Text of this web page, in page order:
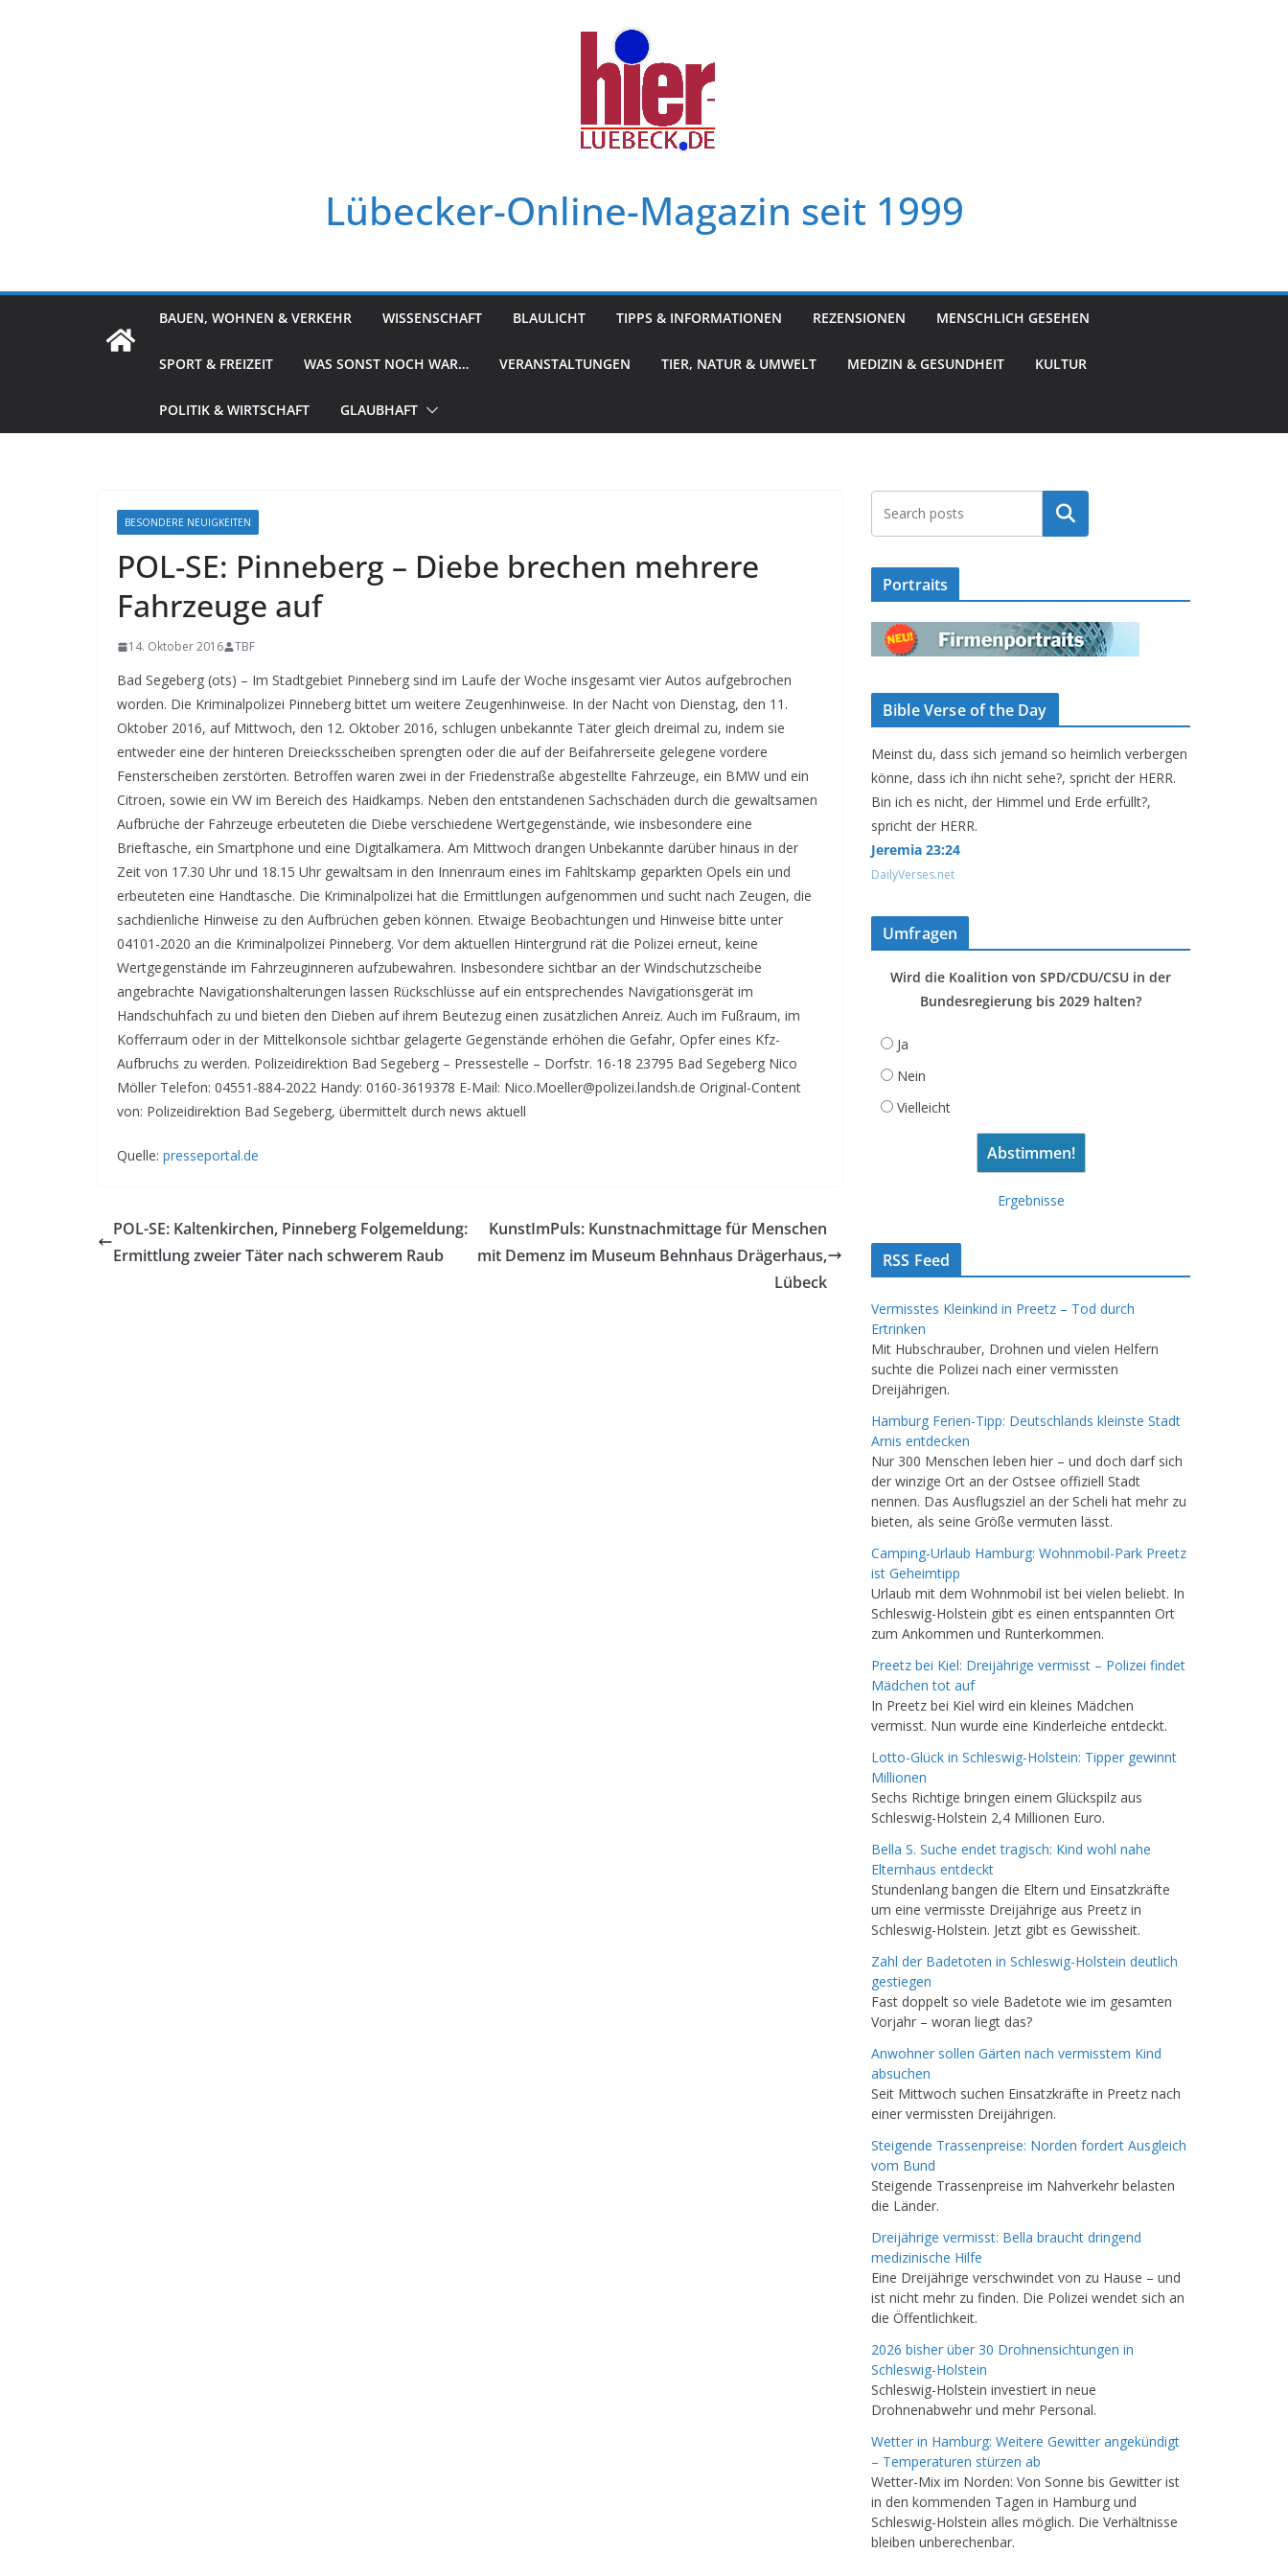
Lübecker-Online-Magazin seit 1999
BAUEN, WOHNEN & VERKEHR WISSENSCHAFT BLAULICHT TIPPS & INFORMATIONEN REZENSIONEN MENSCHLICH GESEHEN
SPORT & FREIZEIT WAS SONST NOCH WAR… VERANSTALTUNGEN TIER, NATUR & UMWELT MEDIZIN & GESUNDHEIT KULTUR
POLITIK & WIRTSCHAFT GLAUBHAFT
BESONDERE NEUIGKEITEN
POL-SE: Pinneberg – Diebe brechen mehrere
Fahrzeuge auf
14. Oktober 2016 TBF
Bad Segeberg (ots) – Im Stadtgebiet Pinneberg sind im Laufe der Woche insgesamt vier Autos aufgebrochen
worden. Die Kriminalpolizei Pinneberg bittet um weitere Zeugenhinweise. In der Nacht von Dienstag, den 11.
Oktober 2016, auf Mittwoch, den 12. Oktober 2016, schlugen unbekannte Täter gleich dreimal zu, indem sie
entweder eine der hinteren Dreiecksscheiben sprengten oder die auf der Beifahrerseite gelegene vordere
Fensterscheiben zerstörten. Betroffen waren zwei in der Friedenstraße abgestellte Fahrzeuge, ein BMW und ein
Citroen, sowie ein VW im Bereich des Haidkamps. Neben den entstandenen Sachschäden durch die gewaltsamen
Aufbrüche der Fahrzeuge erbeuteten die Diebe verschiedene Wertgegenstände, wie insbesondere eine
Brieftasche, ein Smartphone und eine Digitalkamera. Am Mittwoch drangen Unbekannte darüber hinaus in der
Zeit von 17.30 Uhr und 18.15 Uhr gewaltsam in den Innenraum eines im Fahltskamp geparkten Opels ein und
erbeuteten eine Handtasche. Die Kriminalpolizei hat die Ermittlungen aufgenommen und sucht nach Zeugen, die
sachdienliche Hinweise zu den Aufbrüchen geben können. Etwaige Beobachtungen und Hinweise bitte unter
04101-2020 an die Kriminalpolizei Pinneberg. Vor dem aktuellen Hintergrund rät die Polizei erneut, keine
Wertgegenstände im Fahrzeuginneren aufzubewahren. Insbesondere sichtbar an der Windschutzscheibe
angebrachte Navigationshalterungen lassen Rückschlüsse auf ein entsprechendes Navigationsgerät im
Handschuhfach zu und bieten den Dieben auf ihrem Beutezug einen zusätzlichen Anreiz. Auch im Fußraum, im
Kofferraum oder in der Mittelkonsole sichtbar gelagerte Gegenstände erhöhen die Gefahr, Opfer eines Kfz-
Aufbruchs zu werden. Polizeidirektion Bad Segeberg – Pressestelle – Dorfstr. 16-18 23795 Bad Segeberg Nico
Möller Telefon: 04551-884-2022 Handy: 0160-3619378 E-Mail: Nico.Moeller@polizei.landsh.de Original-Content
von: Polizeidirektion Bad Segeberg, übermittelt durch news aktuell
Quelle: presseportal.de
POL-SE: Kaltenkirchen, Pinneberg Folgemeldung:
Ermittlung zweier Täter nach schwerem Raub
KunstImPuls: Kunstnachmittage für Menschen
mit Demenz im Museum Behnhaus Drägerhaus,
Lübeck
Suchen
Portraits
Bible Verse of the Day
Meinst du, dass sich jemand so heimlich verbergen
könne, dass ich ihn nicht sehe?, spricht der HERR.
Bin ich es nicht, der Himmel und Erde erfüllt?,
spricht der HERR.
Jeremia 23:24
DailyVerses.net
Umfragen
Wird die Koalition von SPD/CDU/CSU in der
Bundesregierung bis 2029 halten?
Ja
Nein
Vielleicht
Ergebnisse
RSS Feed
Vermisstes Kleinkind in Preetz – Tod durch
Ertrinken
Mit Hubschrauber, Drohnen und vielen Helfern
suchte die Polizei nach einer vermissten
Dreijährigen.
Hamburg Ferien-Tipp: Deutschlands kleinste Stadt
Arnis entdecken
Nur 300 Menschen leben hier – und doch darf sich
der winzige Ort an der Ostsee offiziell Stadt
nennen. Das Ausflugsziel an der Scheli hat mehr zu
bieten, als seine Größe vermuten lässt.
Camping-Urlaub Hamburg: Wohnmobil-Park Preetz
ist Geheimtipp
Urlaub mit dem Wohnmobil ist bei vielen beliebt. In
Schleswig-Holstein gibt es einen entspannten Ort
zum Ankommen und Runterkommen.
Preetz bei Kiel: Dreijährige vermisst – Polizei findet
Mädchen tot auf
In Preetz bei Kiel wird ein kleines Mädchen
vermisst. Nun wurde eine Kinderleiche entdeckt.
Lotto-Glück in Schleswig-Holstein: Tipper gewinnt
Millionen
Sechs Richtige bringen einem Glückspilz aus
Schleswig-Holstein 2,4 Millionen Euro.
Bella S. Suche endet tragisch: Kind wohl nahe
Elternhaus entdeckt
Stundenlang bangen die Eltern und Einsatzkräfte
um eine vermisste Dreijährige aus Preetz in
Schleswig-Holstein. Jetzt gibt es Gewissheit.
Zahl der Badetoten in Schleswig-Holstein deutlich
gestiegen
Fast doppelt so viele Badetote wie im gesamten
Vorjahr – woran liegt das?
Anwohner sollen Gärten nach vermisstem Kind
absuchen
Seit Mittwoch suchen Einsatzkräfte in Preetz nach
einer vermissten Dreijährigen.
Steigende Trassenpreise: Norden fordert Ausgleich
vom Bund
Steigende Trassenpreise im Nahverkehr belasten
die Länder.
Dreijährige vermisst: Bella braucht dringend
medizinische Hilfe
Eine Dreijährige verschwindet von zu Hause – und
ist nicht mehr zu finden. Die Polizei wendet sich an
die Öffentlichkeit.
2026 bisher über 30 Drohnensichtungen in
Schleswig-Holstein
Schleswig-Holstein investiert in neue
Drohnenabwehr und mehr Personal.
Wetter in Hamburg: Weitere Gewitter angekündigt
– Temperaturen stürzen ab
Wetter-Mix im Norden: Von Sonne bis Gewitter ist
in den kommenden Tagen in Hamburg und
Schleswig-Holstein alles möglich. Die Verhältnisse
bleiben unberechenbar.